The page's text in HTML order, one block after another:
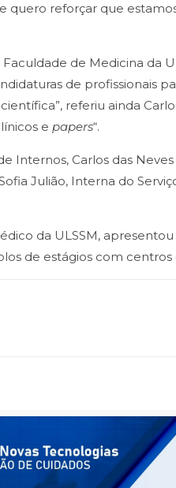
reforçar que
de Medicina da
de profissionais
referiu ainda
epapers“.
Carlos das
Julião, Interna do
da ULSSM,
de estágios com centros